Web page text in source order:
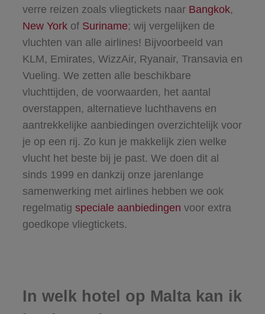
verre reizen zoals vliegtickets naar Bangkok,
New Yorkof Suriname; wij vergelijken de
vluchten van alle airlines! Bijvoorbeeld van
KLM, Emirates, WizzAir, Ryanair, Transavia en
Vueling. We zetten alle beschikbare
vluchttijden, de voorwaarden, het aantal
overstappen, alternatieve luchthavens en
aantrekkelijke aanbiedingen overzichtelijk voor
je op een rij. Zo kun je makkelijk zien welke
vlucht het beste bij je past. We doen dit al
sinds 1999 en dankzij onze jarenlange
samenwerking met airlines hebben we ook
regelmatig speciale aanbiedingen voor extra
goedkope vliegtickets.
In welk hotel op Malta kan ik